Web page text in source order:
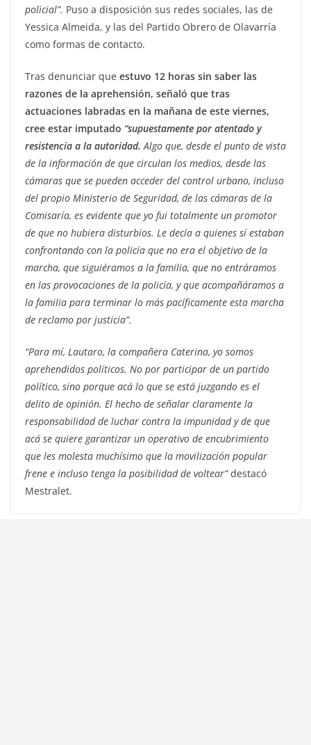
policial”. Puso a disposición sus redes sociales, las de
Yessica Almeida, y las del Partido Obrero de Olavarría
como formas de contacto.
Tras denunciar que estuvo 12 horas sin saber las
razones de la aprehensión, señaló que tras
actuaciones labradas en la mañana de este viernes,
cree estar imputado “supuestamente por atentado y
resistencia a la autoridad.Algo que, desde el punto de vista
de la información de que circulan los medios, desde las
cámaras que se pueden acceder del control urbano, incluso
del propio Ministerio de Seguridad, de las cámaras de la
Comisaría, es evidente que yo fui totalmente un promotor
de que no hubiera disturbios. Le decía a quienes sí estaban
confrontando con la policía que no era el objetivo de la
marcha, que siguiéramos a la familia, que no entráramos
en las provocaciones de la policía, y que acompañáramos a
la familia para terminar lo más pacíficamente esta marcha
de reclamo por justicia”.
“Para mí, Lautaro, la compañera Caterina, yo somos
aprehendidos políticos. No por participar de un partido
político, sino porque acá lo que se está juzgando es el
delito de opinión. El hecho de señalar claramente la
responsabilidad de luchar contra la impunidad y de que
acá se quiere garantizar un operativo de encubrimiento
que les molesta muchísimo que la movilización popular
frene e incluso tenga la posibilidad de voltear”destacó
Mestralet.